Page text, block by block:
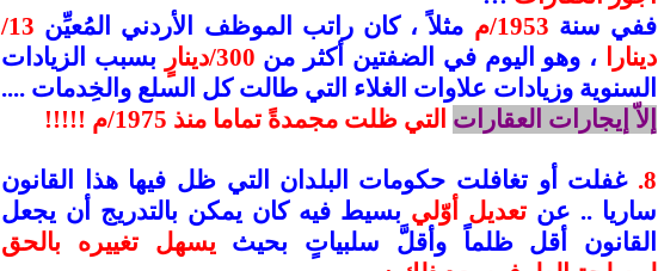
ففي سنة 1953/م مثلاً ، كان راتب الموظف الأردني المُعيِّن
13/
دينارا
، وهو اليوم في الضفتين أكثر من 300/دينارٍ
بسبب الزيادات
السنوية وزيادات علاوات الغلاء التي طالت كل السلع والخِدمات ....
إلاّ إيجارات العقارات التي ظلت مجمدةً تماما منذ 1975/م !!!!!
8. غفلت أو تغافلت حكومات البلدان التي ظل فيها هذا القانون
ساريا .. عن تعديل أوّلي بسيط فيه كان يمكن بالتدريج أن يجعل
القانون أقل ظلماً وأقلَّ سلبياتٍ بحيث يسهل تغييره بالحق